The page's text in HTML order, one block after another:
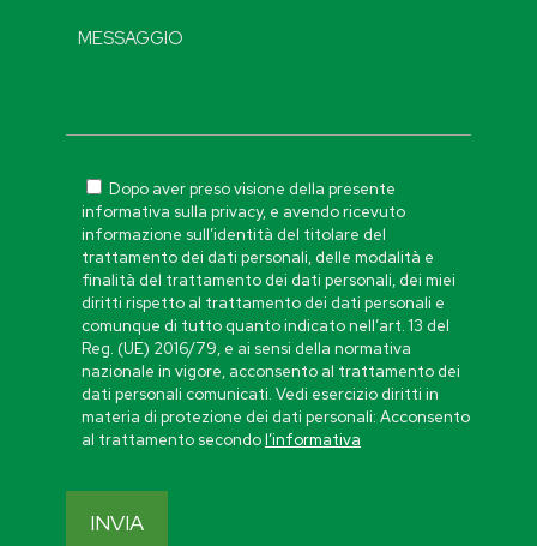
Dopo aver preso visione della presente
informativa sulla privacy, e avendo ricevuto
informazione sull’identità del titolare del
trattamento dei dati personali, delle modalità e
finalità del trattamento dei dati personali, dei miei
diritti rispetto al trattamento dei dati personali e
comunque di tutto quanto indicato nell’art. 13 del
Reg. (UE) 2016/79, e ai sensi della normativa
nazionale in vigore, acconsento al trattamento dei
dati personali comunicati. Vedi esercizio diritti in
materia di protezione dei dati personali: Acconsento
al trattamento secondol’informativa